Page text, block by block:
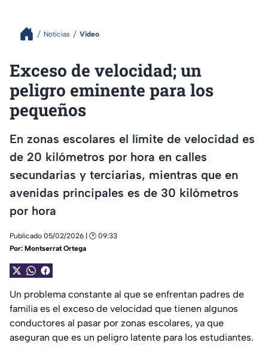
Noticias Video
Exceso de velocidad; un
peligro eminente para los
pequeños
En zonas escolares el límite de velocidad es
de 20 kilómetros por hora en calles
secundarias y terciarias, mientras que en
avenidas principales es de 30 kilómetros
por hora
Publicado 05/02/2026 | 🕑 09:33
Por: Montserrat Ortega
Un problema constante al que se enfrentan padres de
familia es el exceso de velocidad que tienen algunos
conductores al pasar por zonas escolares, ya que
aseguran que es un peligro latente para los estudiantes.